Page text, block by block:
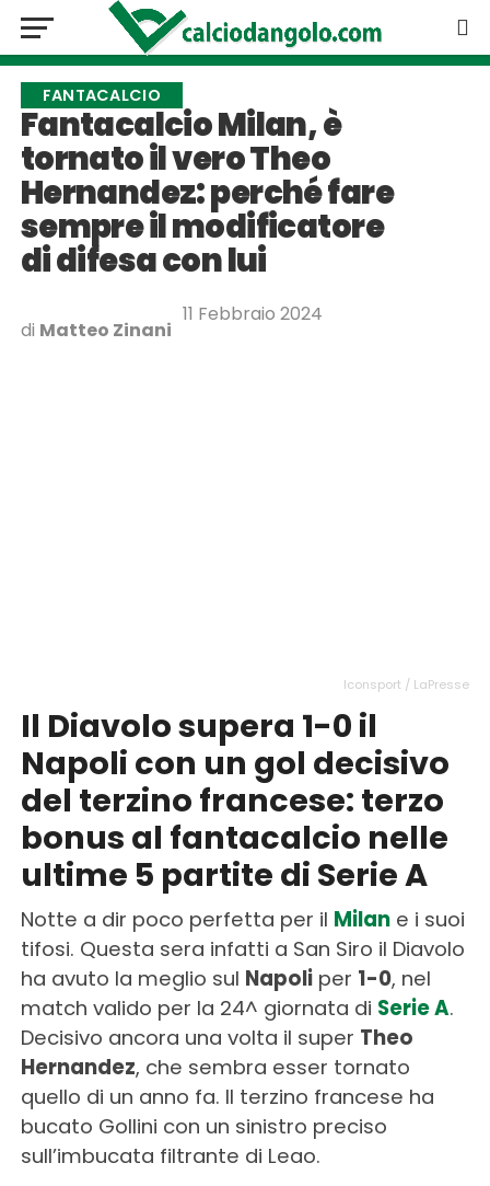
FANTACALCIO
Fantacalcio Milan, è
tornato il vero Theo
Hernandez: perché fare
sempre il modificatore
di difesa con lui
di Matteo Zinani
11 Febbraio 2024
Iconsport / LaPresse
Il Diavolo supera 1-0 il
Napoli con un gol decisivo
del terzino francese: terzo
bonus al fantacalcio nelle
ultime 5 partite di Serie A
Notte a dir poco perfetta per il Milane i suoi
tifosi. Questa sera infatti a San Siro il Diavolo
ha avuto la meglio sul Napoliper 1-0, nel
match valido per la 24^ giornata di Serie A.
Decisivo ancora una volta il super Theo
Hernandez, che sembra esser tornato
quello di un anno fa. Il terzino francese ha
bucato Gollini con un sinistro preciso
sull’imbucata filtrante di Leao.